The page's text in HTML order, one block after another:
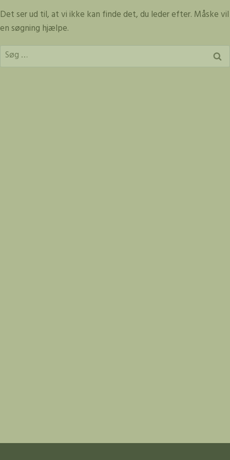
til
indhold
Det ser ud til, at vi ikke kan finde det, du leder efter. Måske vil
en søgning hjælpe.
Søg
efter: